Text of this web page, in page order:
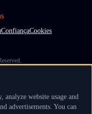
ConfiançaCookies
website usage and
advertisements. You can